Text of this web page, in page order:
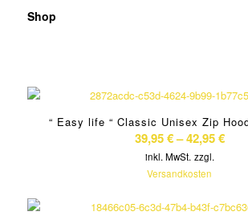
Shop
“ Easy life “ Classic Unisex Zip
39,95€–42,95€
inkl. MwSt. zzgl.
Versandkosten